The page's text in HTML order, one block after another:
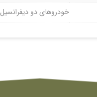
خودروهای دو دیفرانسیل 4WD